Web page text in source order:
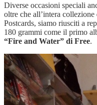
Diverse occasioni speciali
oltre che all’intera collezione
Postcards, siamo riusciti a
180 grammi come il primo
“Fire and Water” di Free.